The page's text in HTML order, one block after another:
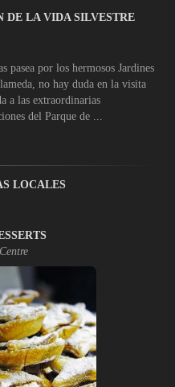
DE LA VIDA SILVESTRE
pasea por los hermosos Jardines
no hay duda en la visita
a las extraordinarias
del Parque de ...
LOCALES